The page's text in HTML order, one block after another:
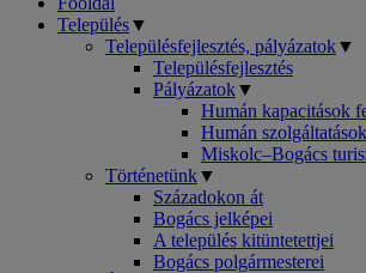
Település▼
Településfejlesztés, pályázatok▼
Településfejlesztés
Pályázatok▼
Humán kapacitások
Humán
Miskolc–Bogács
Történetünk▼
Századokon át
Bogács jelképei
A település kitüntetettjei
Bogács polgármesterei